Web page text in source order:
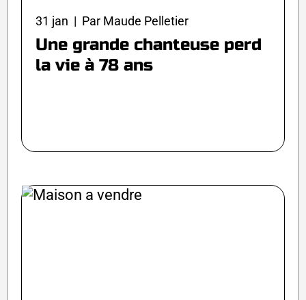
31 jan | Par Maude Pelletier
Une grande chanteuse perd
la vie à 78 ans